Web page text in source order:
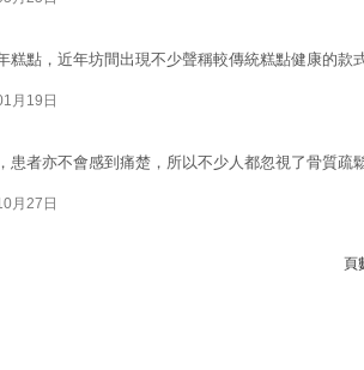
點，近年坊間出現不少聲稱較傳統糕點健康的款
月19日
患者亦不會感到痛楚，所以不少人都忽視了骨質疏
月27日
頁